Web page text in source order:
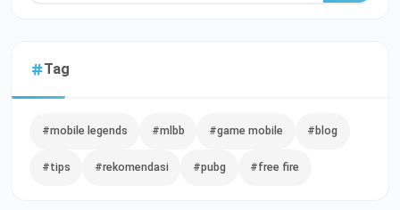
Tag
#mobile legends #mlbb #game mobile #blog
#tips #rekomendasi #pubg #free fire